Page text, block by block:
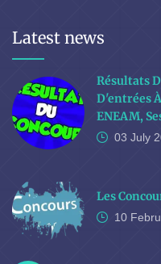
Latest news
Résultats
D'entrées À
ENEAM,
03 July
Les
10